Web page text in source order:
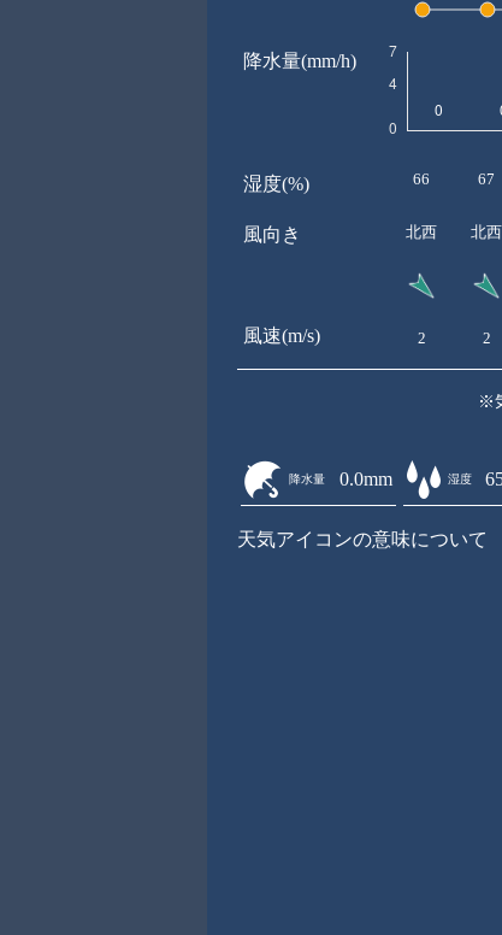
降水量(mm/h)
湿度(%)
風向き
風速(m/s)
66 67
北西 北西
2 2
※
降水量 0.0mm 湿度
天気アイコンの意味について